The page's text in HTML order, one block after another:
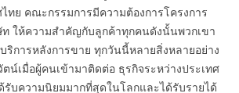
ทย คณะกรรมการมีความต้องการโครงการ
ให้ความสำคัญกับลูกค้าทุกคนดังนั้นพวกเขา
ริการหลังการขาย ทุกวันนี้หลายสิ่งหลายอย่าง
น์เมื่อผู้คนเข้ามาติดต่อ ธุรกิจระหว่างประเทศ
รับความนิยมมากที่สุดในโลกและได้รับรายได้